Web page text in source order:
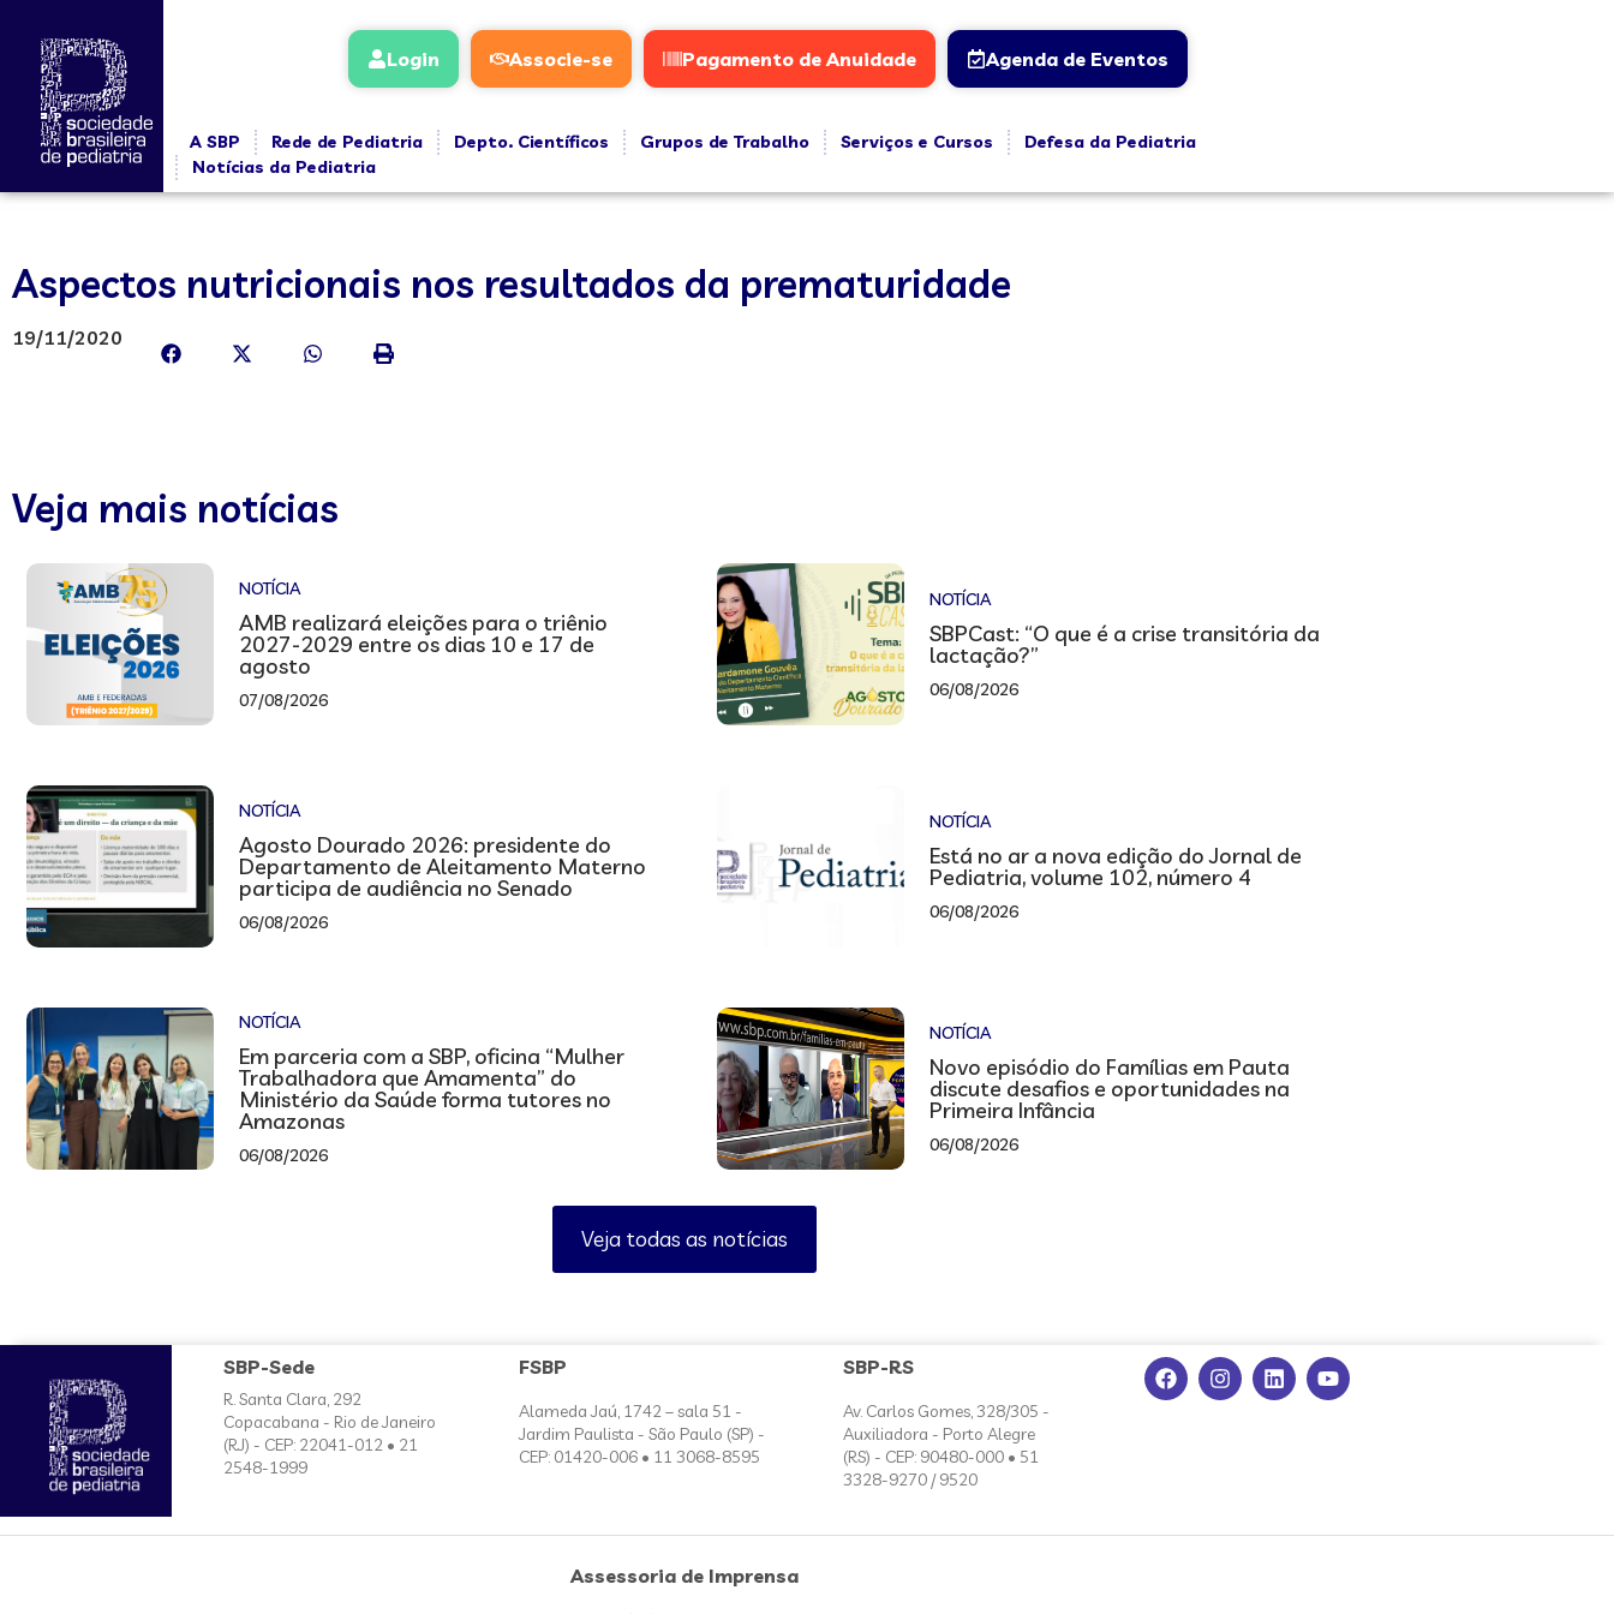
Login Associe-se Pagamento de Anuidade Agenda de Eventos
A SBP Rede de Pediatria Depto. Científicos Grupos de Trabalho Serviços e Cursos
Defesa da Pediatria
Notícias da Pediatria
Aspectos nutricionais nos resultados da prematuridade
19/11/2020
Veja mais notícias
NOTÍCIA
AMB realizará eleições para o triênio
2027-2029 entre os dias 10 e 17 de
agosto
07/08/2026
NOTÍCIA
SBPCast: “O que é a crise transitória da
lactação?”
06/08/2026
NOTÍCIA
Agosto Dourado 2026: presidente do
Departamento de Aleitamento Materno
participa de audiência no Senado
06/08/2026
NOTÍCIA
Está no ar a nova edição do Jornal de
Pediatria, volume 102, número 4
06/08/2026
NOTÍCIA
Em parceria com a SBP, oficina “Mulher
Trabalhadora que Amamenta” do
Ministério da Saúde forma tutores no
Amazonas
06/08/2026
NOTÍCIA
Novo episódio do Famílias em Pauta
discute desafios e oportunidades na
Primeira Infância
06/08/2026
Veja todas as notícias
SBP-Sede
R. Santa Clara, 292
Copacabana - Rio de Janeiro
(RJ) - CEP: 22041-012 • 21
2548-1999
FSBP
Alameda Jaú, 1742 – sala 51 -
Jardim Paulista - São Paulo (SP) -
CEP: 01420-006 • 11 3068-8595
SBP-RS
Av. Carlos Gomes, 328/305 -
Auxiliadora - Porto Alegre
(RS) - CEP: 90480-000 • 51
3328-9270 / 9520
Assessoria de Imprensa